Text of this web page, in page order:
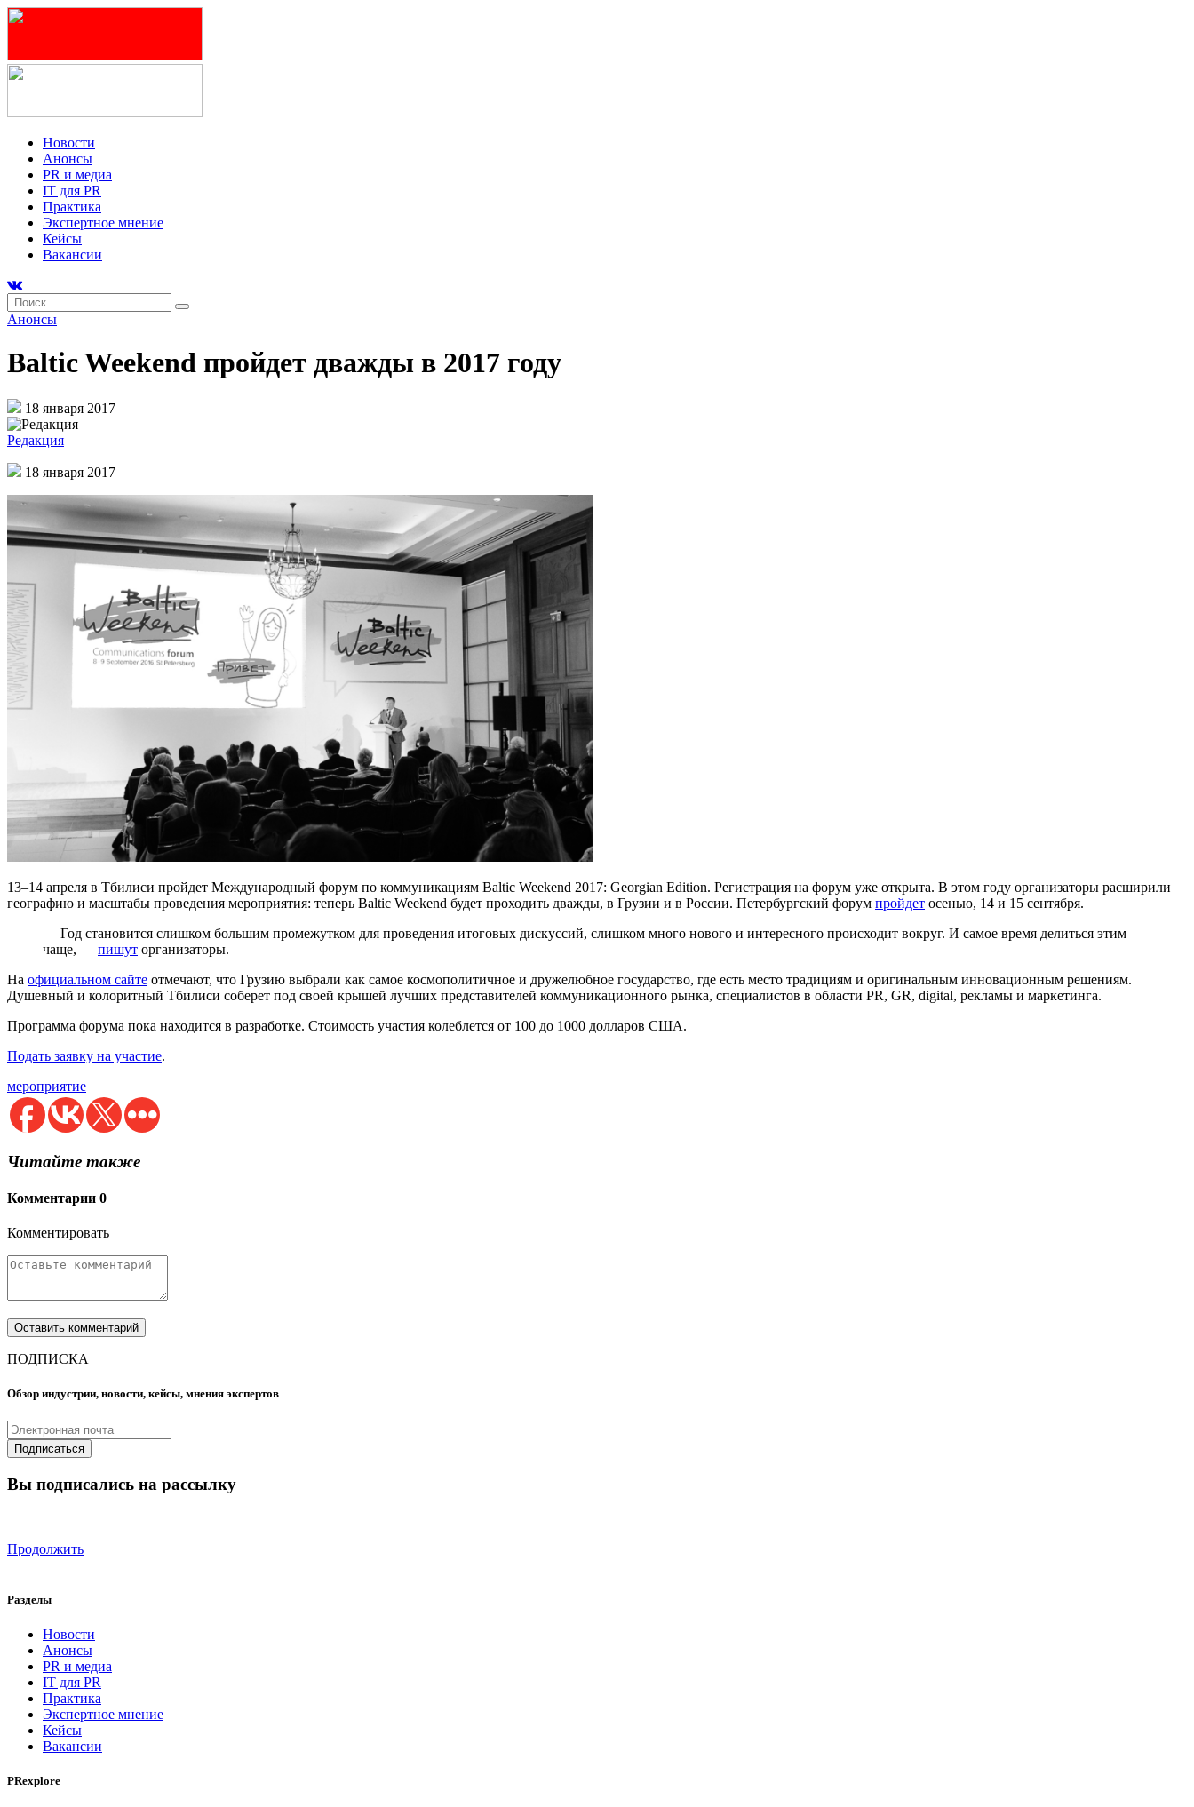
Новости
Анонсы
PR и медиа
IT для PR
Практика
Экспертное мнение
Кейсы
Вакансии
Анонсы
Baltic Weekend пройдет дважды в 2017 году
18 января 2017
Редакция
18 января 2017
13–14 апреля в Тбилиси пройдет Международный форум по коммуникациям Baltic Weekend 2017: Georgian Edition. Регистрация на форум уже открыта. В этом году организаторы расширили
географию и масштабы проведения мероприятия: теперь Baltic Weekend будет проходить дважды, в Грузии и в России. Петербургский форум пройдет осенью, 14 и 15 сентября.
— Год становится слишком большим промежутком для проведения итоговых дискуссий, слишком много нового и интересного происходит вокруг. И самое время делиться этим
чаще, — пишут организаторы.
На официальном сайте отмечают, что Грузию выбрали как самое космополитичное и дружелюбное государство, где есть место традициям и оригинальным инновационным решениям.
Душевный и колоритный Тбилиси соберет под своей крышей лучших представителей коммуникационного рынка, специалистов в области PR, GR, digital, рекламы и маркетинга.
Программа форума пока находится в разработке. Стоимость участия колеблется от 100 до 1000 долларов США.
Подать заявку на участие.
мероприятие
Читайте также
Комментарии 0
Комментировать
ПОДПИСКА
Обзор индустрии, новости, кейсы, мнения экспертов
Вы подписались на рассылку
Продолжить
Разделы
Новости
Анонсы
PR и медиа
IT для PR
Практика
Экспертное мнение
Кейсы
Вакансии
PRexplore